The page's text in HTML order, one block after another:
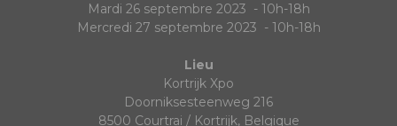
Mardi 26 septembre 2023 - 10h-18h
Mercredi 27 septembre 2023 - 10h-18h
Lieu
Kortrijk Xpo
Doorniksesteenweg 216
8500 Courtrai / Kortrijk, Belgique